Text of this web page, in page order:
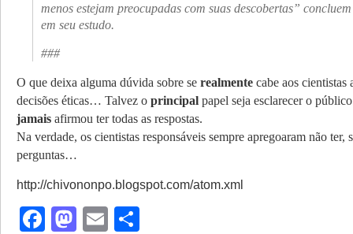
menos estejam preocupadas com suas descobertas”
em seu estudo.
###
O que deixa alguma dúvida sobre se realmente cabe aos cientistas
decisões éticas… Talvez o principal papel seja esclarecer o
jamais afirmou ter todas as respostas.
Na verdade, os cientistas responsáveis sempre apregoaram não ter,
perguntas…
http://chivononpo.blogspot.com/atom.xml
Facebook
Mastodon
Email